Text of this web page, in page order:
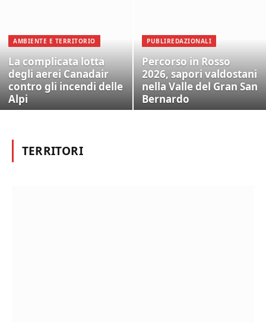
AMBIENTE E TERRITORIO
La complicata lotta
degli aerei Canadair
contro gli incendi delle
Alpi
PUBLIREDAZIONALI
Percorso in Rosso
2026, sapori valdostani
nella Valle del Gran San
Bernardo
TERRITORI